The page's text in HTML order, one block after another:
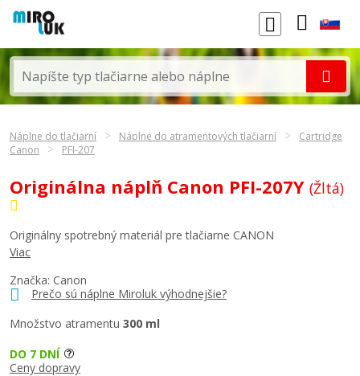
Náplne do tlačiarní Náplne do atramentových tlačiarní
Cartridge
Canon
PFI-207
Originálna náplň Canon PFI-207Y (Žltá)
Značka: Canon
Prečo sú náplne Miroluk výhodnejšie?
Množstvo atramentu 300 ml
Originálny spotrebný materiál pre tlačiarne CANON
Viac
DO 7 DNÍ
Ceny dopravy